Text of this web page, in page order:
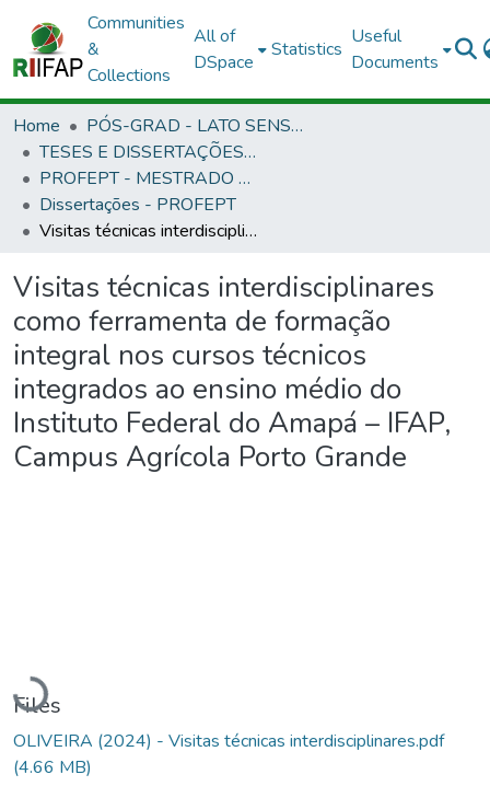
Communities
&
Collections
All of
DSpace
Statistics
Useful
Documents
Home
PÓS-GRAD - LATO SENSU E STRICTO SENSU
TESES E DISSERTAÇÕES DEFENDIDAS NO IFAP
PROFEPT - MESTRADO PROFISSIONAL EM EDUCAÇÃO PROFISSIONAL E TECNOLÓGICA
Dissertações - PROFEPT
Visitas técnicas interdisciplinares como ferramenta de formação integral nos cursos técnicos integrados ao ensino médio do Instituto Federal do Amapá – IFAP, Campus Agrícola Porto Grande
Visitas técnicas interdisciplinares
como ferramenta de formação
integral nos cursos técnicos
integrados ao ensino médio do
Instituto Federal do Amapá – IFAP,
Campus Agrícola Porto Grande
Loading...
Files
OLIVEIRA (2024) - Visitas técnicas interdisciplinares.pdf
(4.66 MB)